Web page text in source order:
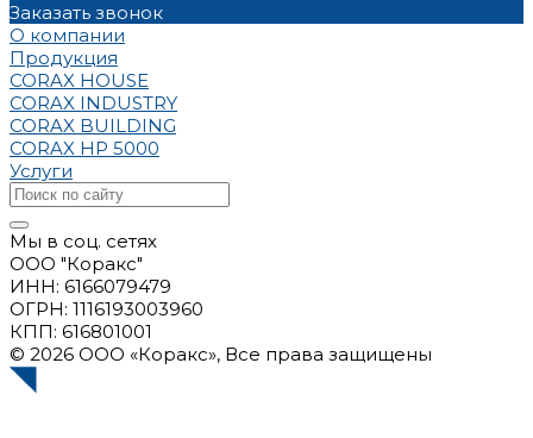
Заказать звонок
О компании
Продукция
CORAX HOUSE
CORAX INDUSTRY
CORAX BUILDING
CORAX HP 5000
Услуги
Мы в соц. сетях
ООО "Коракс"
ИНН: 6166079479
ОГРН: 1116193003960
КПП: 616801001
© 2026 ООО «Коракс», Все права защищены